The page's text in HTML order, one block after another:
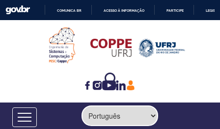
CONTEÚDO
COMUNICA BR ACESSO À INFORMAÇÃO PARTICIPE